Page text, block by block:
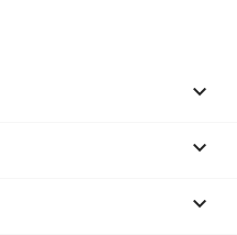


